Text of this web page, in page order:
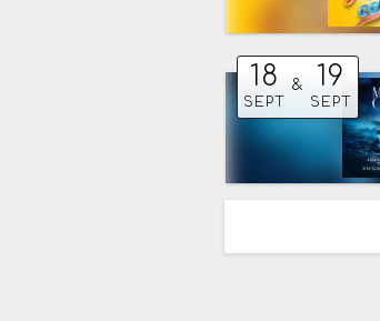
18
SEPT
& 19
SEPT